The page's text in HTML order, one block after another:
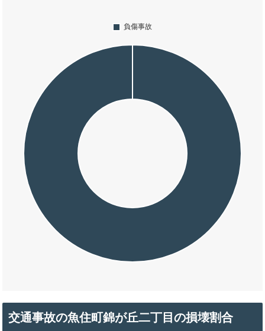
交通事故の魚住町錦が丘二丁目の損壊割合